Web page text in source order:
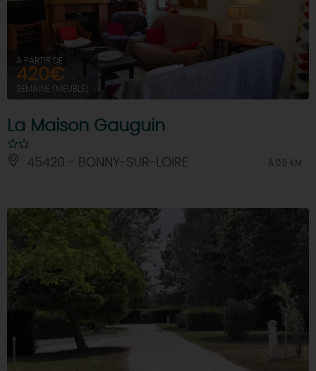
À PARTIR DE
420€
SEMAINE (MEUBLÉ)
La Maison Gauguin
45420 - BONNY-SUR-LOIRE À 0.6 KM